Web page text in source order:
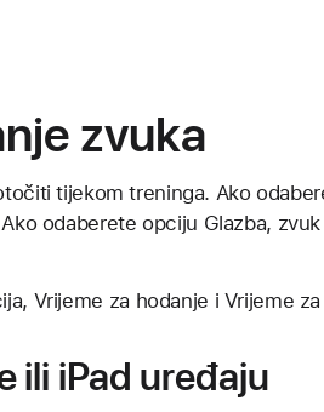
zvuka
tijekom treninga. Ako
odaberete opciju Glazba,
Vrijeme za hodanje i Vrijeme
ili iPad uređaju